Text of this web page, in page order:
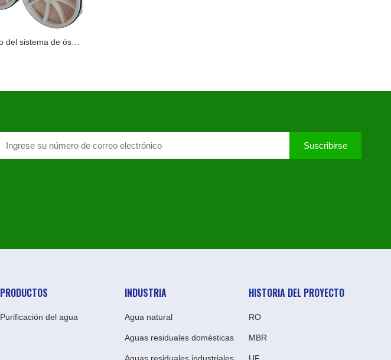
Sustituido del sistema de ósmosis inversa para Toray, Hydranautics
Suscribirse
PRODUCTOS
Purificación del agua
INDUSTRIA
Agua natural
Aguas residuales domésticas
HISTORIA DEL PROYECTO
RO
MBR